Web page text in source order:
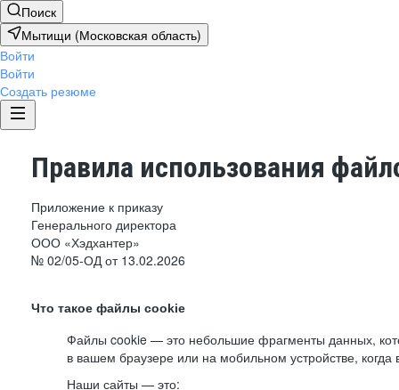
Поиск
Мытищи (Московская область)
Войти
Войти
Создать резюме
Правила использования
Приложение к приказу
Генерального директора
ООО «Хэдхантер»
№ 02/05-ОД от 13.02.2026
Что такое файлы cookie
Файлы cookie — это небольшие фрагменты данных,
в вашем браузере или на мобильном устройстве,
Наши сайты — это: